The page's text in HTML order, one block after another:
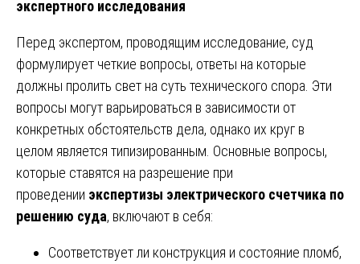
экспертного исследования
Перед экспертом, проводящим исследование, суд
формулирует четкие вопросы, ответы на которые
должны пролить свет на суть технического спора. Эти
вопросы могут варьироваться в зависимости от
конкретных обстоятельств дела, однако их круг в
целом является типизированным. Основные вопросы,
которые ставятся на разрешение при
проведении экспертизы электрического счетчика по
решению суда, включают в себя:
Соответствует ли конструкция и состояние пломб,